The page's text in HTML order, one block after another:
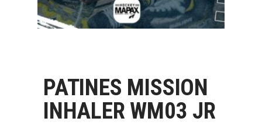
PATINES MISSION
INHALER WM03 JR